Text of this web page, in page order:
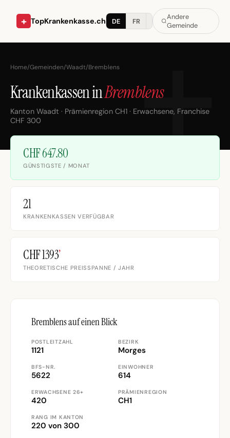
+ TopKrankenkasse.ch DE FR
Andere
Gemeinde
Home/Gemeinden/Waadt/Bremblens
Krankenkassen inBremblens
Kanton Waadt · Prämienregion CH1 · Erwachsene, Franchise
CHF 300
CHF 647.80
GÜNSTIGSTE / MONAT
21
KRANKENKASSEN VERFÜGBAR
CHF 1393’
THEORETISCHE PREISSPANNE / JAHR
Bremblens auf einen Blick
POSTLEITZAHL
1121
BEZIRK
Morges
BFS-NR.
5622
EINWOHNER
614
ERWACHSENE 26+
420
PRÄMIENREGION
CH1
RANG IM KANTON
220 von 300